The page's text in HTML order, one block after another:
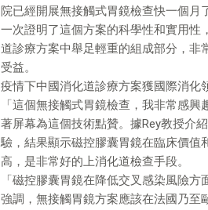
院已經開展無接觸式胃鏡檢查快一個
一次證明了這個方案的科學性和實用性
道診療方案中舉足輕重的組成部分，非
受益。
疫情下中國消化道診療方案獲國際消化
「這個無接觸式胃鏡檢查，我非常感
著屏幕為這個技術點贊。據Rey教授介
驗，結果顯示磁控膠囊胃鏡在臨床價值
高，是非常好的上消化道檢查手段。
「磁控膠囊胃鏡在降低交叉感染風險
強調，無接觸胃鏡方案應該在法國乃至